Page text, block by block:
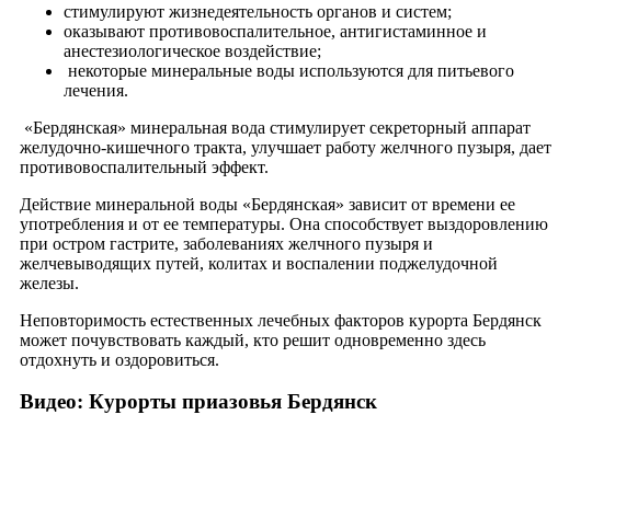
стимулируют жизнедеятельность органов и систем;
оказывают противовоспалительное, антигистаминное и
анестезиологическое воздействие;
некоторые минеральные воды используются для питьевого
лечения.
«Бердянская» минеральная вода стимулирует секреторный аппарат
желудочно-кишечного тракта, улучшает работу желчного пузыря, дает
противовоспалительный эффект.
Действие минеральной воды «Бердянская» зависит от времени ее
употребления и от ее температуры. Она способствует выздоровлению
при остром гастрите, заболеваниях желчного пузыря и
желчевыводящих путей, колитах и воспалении поджелудочной
железы.
Неповторимость естественных лечебных факторов курорта Бердянск
может почувствовать каждый, кто решит одновременно здесь
отдохнуть и оздоровиться.
Видео: Курорты приазовья Бердянск